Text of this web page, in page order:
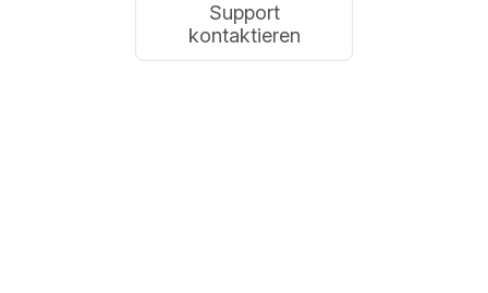
Support
kontaktieren